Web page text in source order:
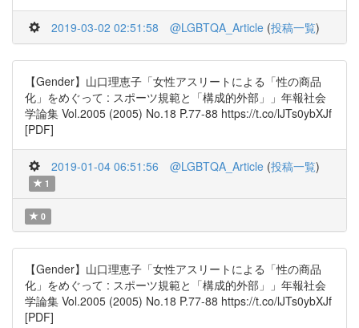
2019-03-02 02:51:58 @LGBTQA_Article (投稿一覧)
【Gender】山口理恵子「女性アスリートによる「性の商品
化」をめぐって : スポーツ規範と「構成的外部」」年報社会
学論集 Vol.2005 (2005) No.18 P.77-88 https://t.co/lJTs0ybXJf
[PDF]
2019-01-04 06:51:56 @LGBTQA_Article (投稿一覧)
1
0
【Gender】山口理恵子「女性アスリートによる「性の商品
化」をめぐって : スポーツ規範と「構成的外部」」年報社会
学論集 Vol.2005 (2005) No.18 P.77-88 https://t.co/lJTs0ybXJf
[PDF]